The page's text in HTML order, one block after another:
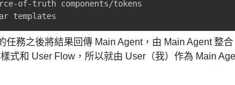
templates​
任務之後將結果回傳 Main Agent，由 Main Agent 整
式和 User Flow，所以就由 User（我）作為 Main